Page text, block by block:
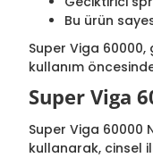
Bu ürün
Super Viga
kullanım
Super Viga
Super Viga 60000
kullanarak, cinsel